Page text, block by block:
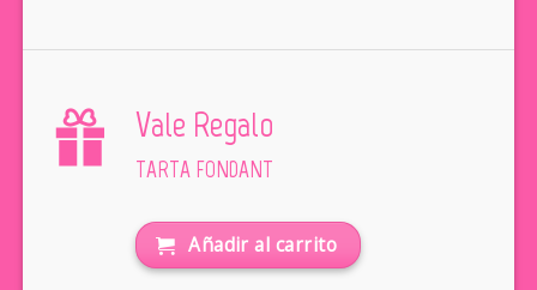
Vale Regalo
TARTA FONDANT
Añadir al carrito